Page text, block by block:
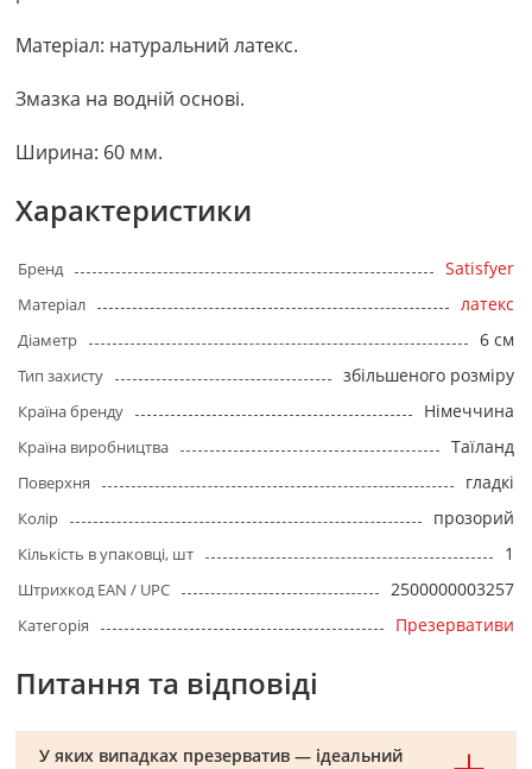
Матеріал: натуральний латекс.
Змазка на водній основі.
Ширина: 60 мм.
Характеристики
Бренд Satisfyer
Матеріал латекс
Діаметр 6 см
Тип захисту збільшеного розміру
Країна бренду Німеччина
Країна виробництва Таїланд
Поверхня гладкі
Колір прозорий
Кількість в упаковці, шт 1
Штрихкод EAN / UPC 2500000003257
Категорія Презервативи
Питання та відповіді
У яких випадках презерватив — ідеальний